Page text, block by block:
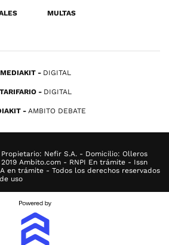
MULTAS
MEDIAKIT DIGITAL
TARIFARIO DIGITAL
AMBITO DEBATE
Nefir S.A. - Domicilio: Olleros
Ambito.com - RNPI En trámite - Issn
en trámite - Todos los derechos reservados
uso